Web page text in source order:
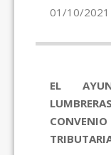
01/10/2021
EL